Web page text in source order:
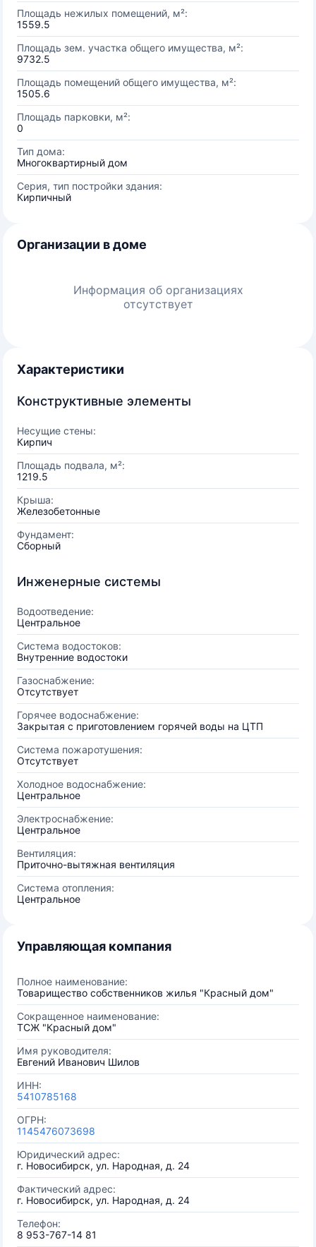
Площадь нежилых помещений, м²:
1559.5
Площадь зем. участка общего имущества, м²:
9732.5
Площадь помещений общего имущества, м²:
1505.6
Площадь парковки, м²:
0
Тип дома:
Многоквартирный дом
Серия, тип постройки здания:
Кирпичный
Организации в доме
Информация об организациях
отсутствует
Характеристики
Конструктивные элементы
Несущие стены:
Кирпич
Площадь подвала, м²:
1219.5
Крыша:
Железобетонные
Фундамент:
Сборный
Инженерные системы
Водоотведение:
Центральное
Система водостоков:
Внутренние водостоки
Газоснабжение:
Отсутствует
Горячее водоснабжение:
Закрытая с приготовлением горячей воды на ЦТП
Система пожаротушения:
Отсутствует
Холодное водоснабжение:
Центральное
Электроснабжение:
Центральное
Вентиляция:
Приточно-вытяжная вентиляция
Система отопления:
Центральное
Управляющая компания
Полное наименование:
Товарищество собственников жилья "Красный дом"
Сокращенное наименование:
ТСЖ "Красный дом"
Имя руководителя:
Евгений Иванович Шилов
ИНН:
5410785168
ОГРН:
1145476073698
Юридический адрес:
г. Новосибирск, ул. Народная, д. 24
Фактический адрес:
г. Новосибирск, ул. Народная, д. 24
Телефон:
8 953-767-14 81